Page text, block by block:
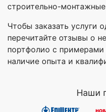
строительно-
Чтобы заказать услуги
перечитайте отзывы о
портфолио с примерами
наличие опыта и
Наши